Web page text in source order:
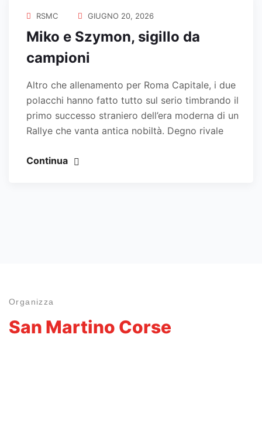
RSMC GIUGNO 20, 2026
Miko e Szymon, sigillo da
campioni
Altro che allenamento per Roma Capitale, i due
polacchi hanno fatto tutto sul serio timbrando il
primo successo straniero dell’era moderna di un
Rallye che vanta antica nobiltà. Degno rivale
Continua
Organizza
San Martino Corse